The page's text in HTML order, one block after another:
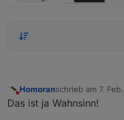
Nicht stören
Homoranschrieb am 7.
zuletzt editiert von
Das ist ja Wahnsinn!